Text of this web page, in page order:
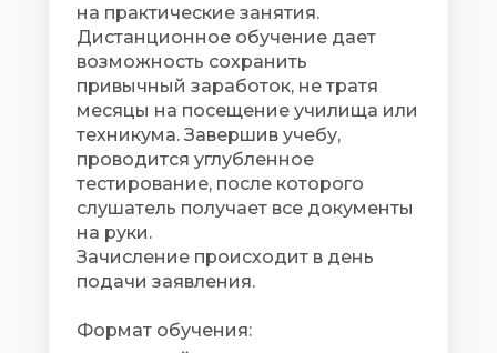
на практические занятия.
Дистанционное обучение дает
возможность сохранить
привычный заработок, не тратя
месяцы на посещение училища или
техникума. Завершив учебу,
проводится углубленное
тестирование, после которого
слушатель получает все документы
на руки.
Зачисление происходит в день
подачи заявления.
Формат обучения: